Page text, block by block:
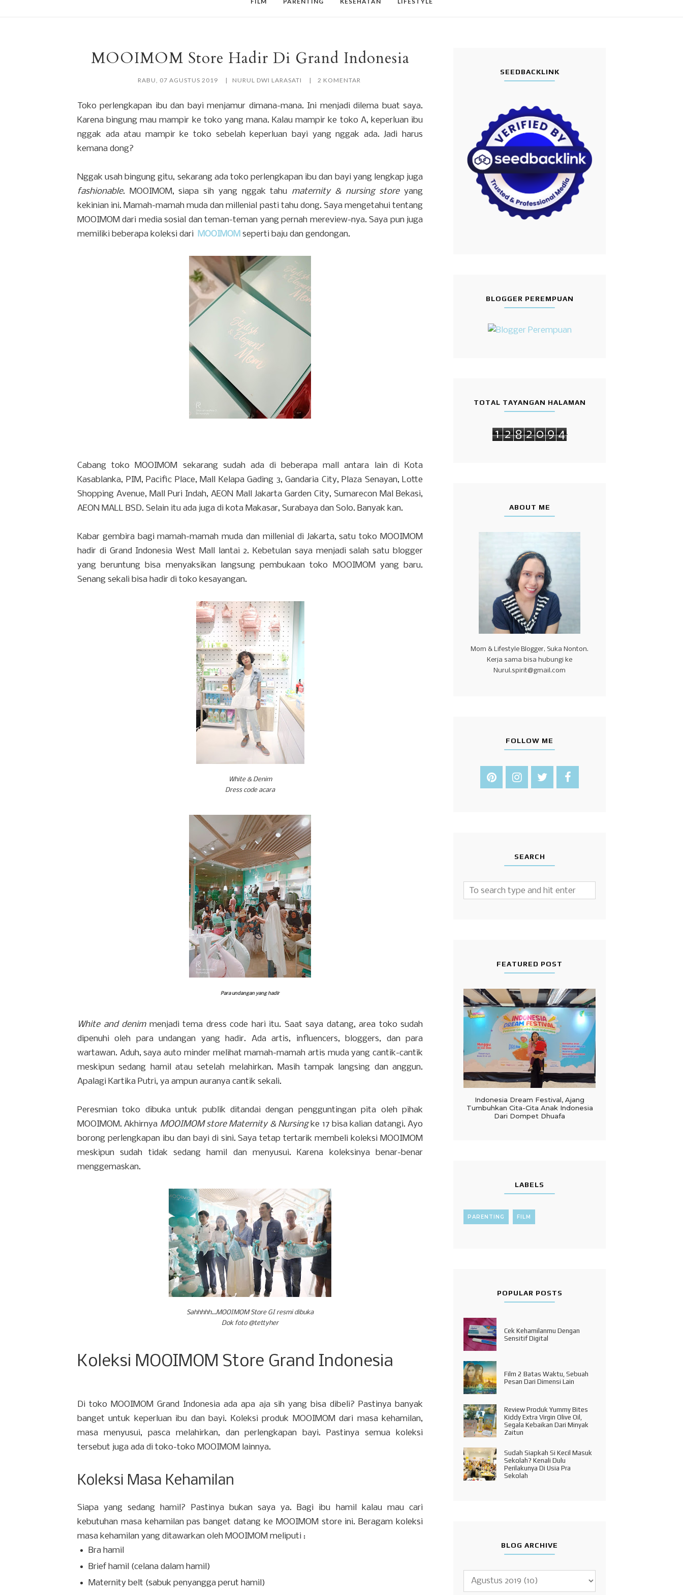
MOOIMOM Store Hadir Di Grand Indonesia
RABU, 07 AGUSTUS 2019 NURUL DWI LARASATI 2 KOMENTAR
Toko perlengkapan ibu dan bayi menjamur dimana-mana. Ini menjadi dilema buat saya.
Karena bingung mau mampir ke toko yang mana. Kalau mampir ke toko A, keperluan ibu
nggak ada atau mampir ke toko sebelah keperluan bayi yang nggak ada. Jadi harus
kemana dong?
Nggak usah bingung gitu, sekarang ada toko perlengkapan ibu dan bayi yang lengkap juga
fashionable. MOOIMOM, siapa sih yang nggak tahu maternity & nursing storeyang
kekinian ini. Mamah-mamah muda dan millenial pasti tahu dong. Saya mengetahui tentang
MOOIMOM dari media sosial dan teman-teman yang pernah mereview-nya. Saya pun juga
memiliki beberapa koleksi dari MOOIMOM seperti baju dan gendongan.
Cabang toko MOOIMOM sekarang sudah ada di beberapa mall antara lain di Kota
Kasablanka, PIM, Pacific Place, Mall Kelapa Gading 3, Gandaria City, Plaza Senayan, Lotte
Shopping Avenue, Mall Puri Indah, AEON Mall Jakarta Garden City, Sumarecon Mal Bekasi,
AEON MALL BSD. Selain itu ada juga di kota Makasar, Surabaya dan Solo. Banyak kan.
Kabar gembira bagi mamah-mamah muda dan millenial di Jakarta, satu toko MOOIMOM
hadir di Grand Indonesia West Mall lantai 2. Kebetulan saya menjadi salah satu blogger
yang beruntung bisa menyaksikan langsung pembukaan toko MOOIMOM yang baru.
Senang sekali bisa hadir di toko kesayangan.
White & Denim
Dress code acara
Para undangan yang hadir
White and denimmenjadi tema dress code hari itu. Saat saya datang, area toko sudah
dipenuhi oleh para undangan yang hadir. Ada artis, influencers, bloggers, dan para
wartawan. Aduh, saya auto minder melihat mamah-mamah artis muda yang cantik-cantik
meskipun sedang hamil atau setelah melahirkan. Masih tampak langsing dan anggun.
Apalagi Kartika Putri, ya ampun auranya cantik sekali.
Peresmian toko dibuka untuk publik ditandai dengan pengguntingan pita oleh pihak
MOOIMOM. Akhirnya MOOIMOM store Maternity & Nursingke 17 bisa kalian datangi. Ayo
borong perlengkapan ibu dan bayi di sini. Saya tetap tertarik membeli koleksi MOOIMOM
meskipun sudah tidak sedang hamil dan menyusui. Karena koleksinya benar-benar
menggemaskan.
Sahhhhh...MOOIMOM Store GI resmi dibuka
Dok foto @tettyher
Koleksi MOOIMOM Store Grand Indonesia
Di toko MOOIMOM Grand Indonesia ada apa aja sih yang bisa dibeli? Pastinya banyak
banget untuk keperluan ibu dan bayi. Koleksi produk MOOIMOM dari masa kehamilan,
masa menyusui, pasca melahirkan, dan perlengkapan bayi. Pastinya semua koleksi
tersebut juga ada di toko-toko MOOIMOM lainnya.
Koleksi Masa Kehamilan
Siapa yang sedang hamil? Pastinya bukan saya ya. Bagi ibu hamil kalau mau cari
kebutuhan masa kehamilan pas banget datang ke MOOIMOM store ini. Beragam koleksi
masa kehamilan yang ditawarkan oleh MOOIMOM meliputi :
Bra hamil
Brief hamil (celana dalam hamil)
Maternity belt (sabuk penyangga perut hamil)
SEEDBACKLINK
BLOGGER PEREMPUAN
TOTAL TAYANGAN HALAMAN
1 2 8 2 0 9 4
ABOUT ME
Mom & Lifestyle Blogger, Suka Nonton.
Kerja sama bisa hubungi ke
Nurul.spirit@gmail.com
FOLLOW ME
SEARCH
FEATURED POST
Indonesia Dream Festival, Ajang
Tumbuhkan Cita-Cita Anak Indonesia
Dari Dompet Dhuafa
LABELS
PARENTING FILM
POPULAR POSTS
Cek Kehamilanmu Dengan
Sensitif Digital
Film 2 Batas Waktu, Sebuah
Pesan Dari Dimensi Lain
Review Produk Yummy Bites
Kiddy Extra Virgin Olive Oil,
Segala Kebaikan Dari Minyak
Zaitun
Sudah Siapkah Si Kecil Masuk
Sekolah? Kenali Dulu
Perilakunya Di Usia Pra
Sekolah
BLOG ARCHIVE